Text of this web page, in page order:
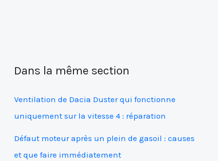
Dans la même section
Ventilation de Dacia Duster qui fonctionne
uniquement sur la vitesse 4 : réparation
Défaut moteur après un plein de gasoil : causes
et que faire immédiatement